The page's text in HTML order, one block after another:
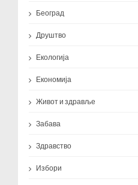
Београд
Друштво
Екологија
Економија
Живот и здравље
Забава
Здравство
Избори